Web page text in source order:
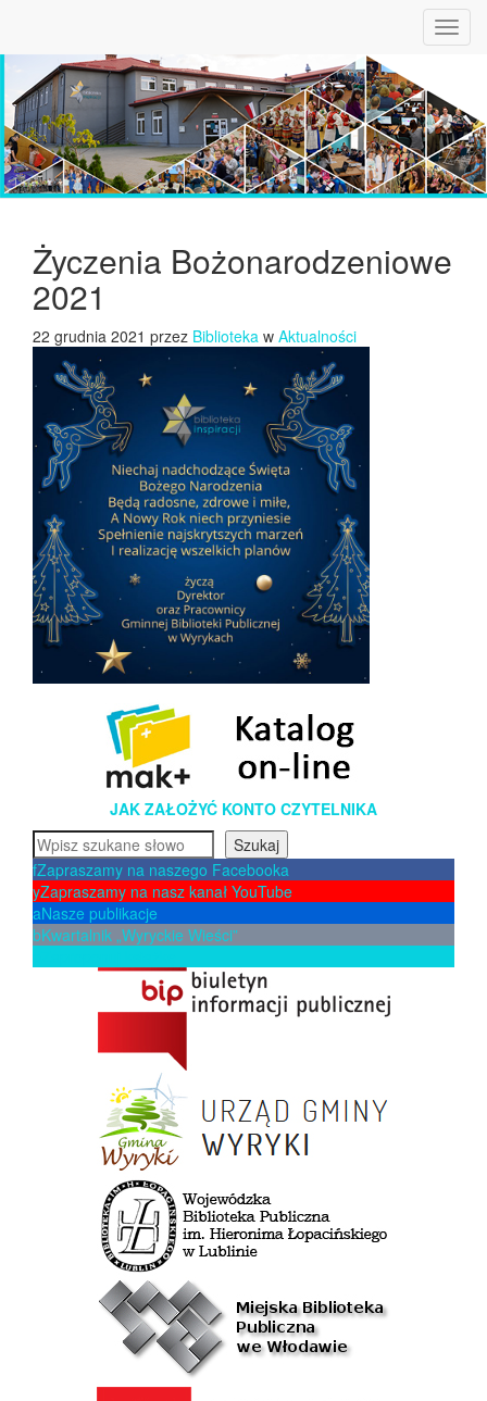
Życzenia Bożonarodzeniowe
2021
22 grudnia 2021 przez Biblioteka w Aktualności
JAK ZAŁOŻYĆ KONTO CZYTELNIKA
Szukaj
Szukaj
fZapraszamy na naszego Facebooka
yZapraszamy na nasz kanał YouTube
aNasze publikacje
bKwartalnik „Wyryckie Wieści”